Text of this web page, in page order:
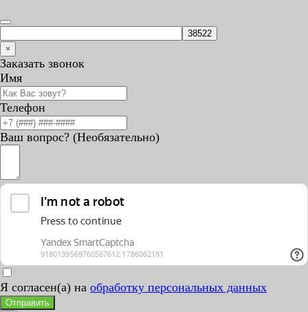
×
Заказать звонок
Имя
Телефон
Ваш вопрос? (Необязательно)
Я согласен(а) на обработку персональных данных
Отправить